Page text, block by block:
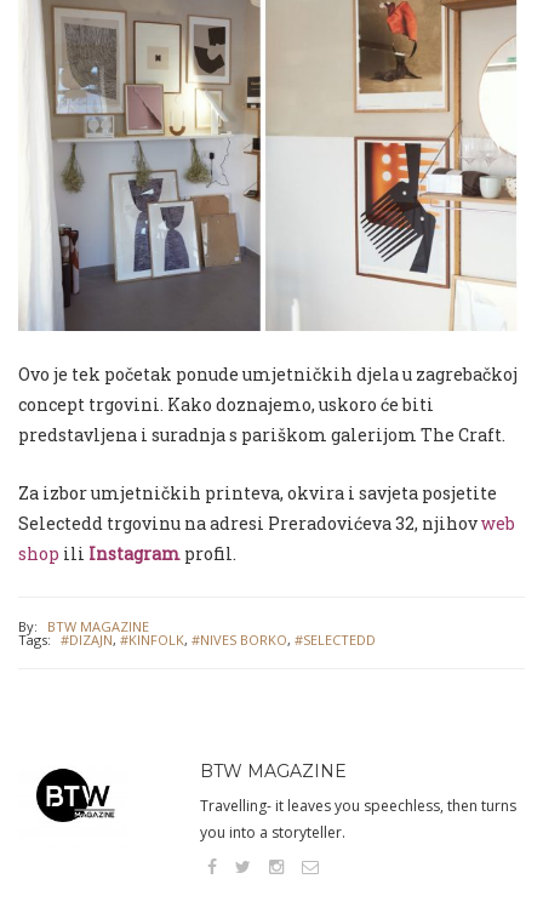
Ovo je tek početak ponude umjetničkih djela u zagrebačkoj
concept trgovini. Kako doznajemo, uskoro će biti
predstavljena i suradnja s pariškom galerijom The Craft.
Za izbor umjetničkih printeva, okvira i savjeta posjetite
Selectedd trgovinu na adresi Preradovićeva 32, njihovweb
shop ili Instagram profil.
By: BTW MAGAZINE
Tags: #DIZAJN, #KINFOLK, #NIVES BORKO, #SELECTEDD
BTW MAGAZINE
Travelling- it leaves you speechless, then turns
you into a storyteller.